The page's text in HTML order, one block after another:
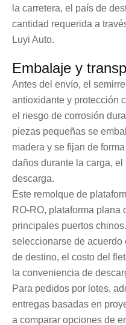
la carretera, el país de
cantidad requerida a
Luyi Auto.
Embalaje y
Antes del envío, el
antioxidante y protección
el riesgo de corrosión
piezas pequeñas se
madera y se fijan de
daños durante la carga,
descarga.
Este remolque de
RO-RO, plataforma plana
principales puertos
seleccionarse de
de destino, el costo del
la conveniencia de
Para pedidos por lotes,
entregas basadas en
a comparar opciones de